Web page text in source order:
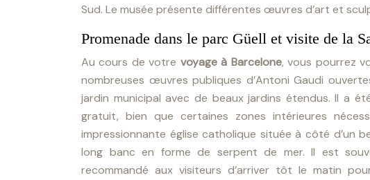
Sud. Le musée présente différentes œuvres d’art et
Promenade dans le parc Güell et visite de la
Au cours de votre voyage à Barcelone, vous pourrez
nombreuses œuvres publiques d’Antoni Gaudi
jardin municipal avec de beaux jardins étendus. Il a
gratuit, bien que certaines zones intérieures
impressionnante église catholique située à côté d’un
long banc en forme de serpent de mer. Il est
recommandé aux visiteurs d’arriver tôt le matin